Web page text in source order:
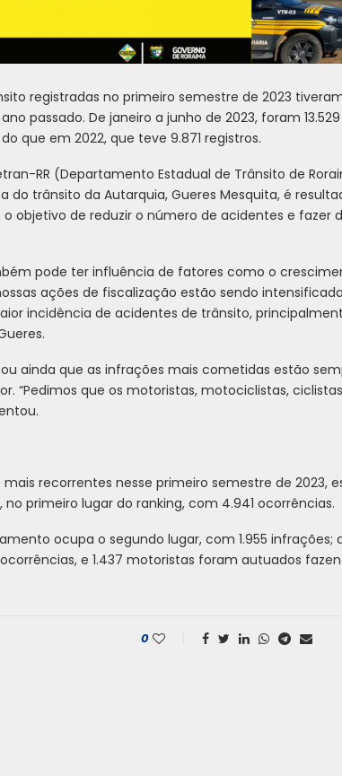
registradas no primeiro semestre de 2023
passado. De janeiro a junho de 2023, foram
que em 2022, que teve 9.871 registros.
RR (Departamento Estadual de Trânsito de
do trânsito da Autarquia, Gueres Mesquita, é
objetivo de reduzir o número de acidentes e fazer
pode ter influência de fatores como o
ações de fiscalização estão sendo
incidência de acidentes de trânsito,
ainda que as infrações mais cometidas estão
“Pedimos que os motoristas, motociclistas,
recorrentes nesse primeiro semestre de 2023,
primeiro lugar do ranking, com 4.941 ocorrências.
ocupa o segundo lugar, com 1.955 infrações;
e 1.437 motoristas foram autuados
0